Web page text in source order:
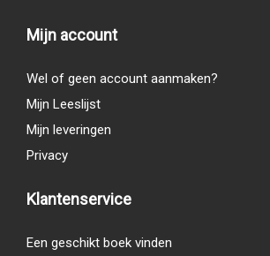
Mijn account
Wel of geen account aanmaken?
Mijn Leeslijst
Mijn leveringen
Privacy
Klantenservice
Een geschikt boek vinden